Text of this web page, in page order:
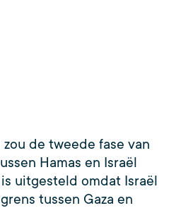
de tweede fase van
Hamas en Israël
uitgesteld omdat Israël
tussen Gaza en